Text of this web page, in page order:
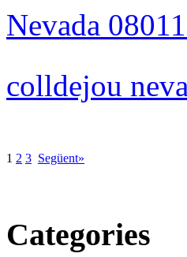
Nevada
colldejou
1 2 3 Següent»
Categories